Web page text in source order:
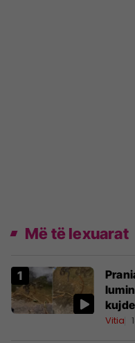
Më të lexuarat
Vitia